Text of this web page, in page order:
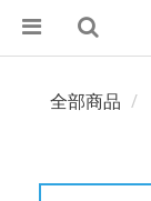
全部商品